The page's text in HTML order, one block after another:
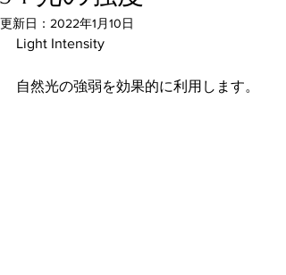
更新日： 2022年1月10日
Light Intensity
自然光の強弱を効果的に利用します。